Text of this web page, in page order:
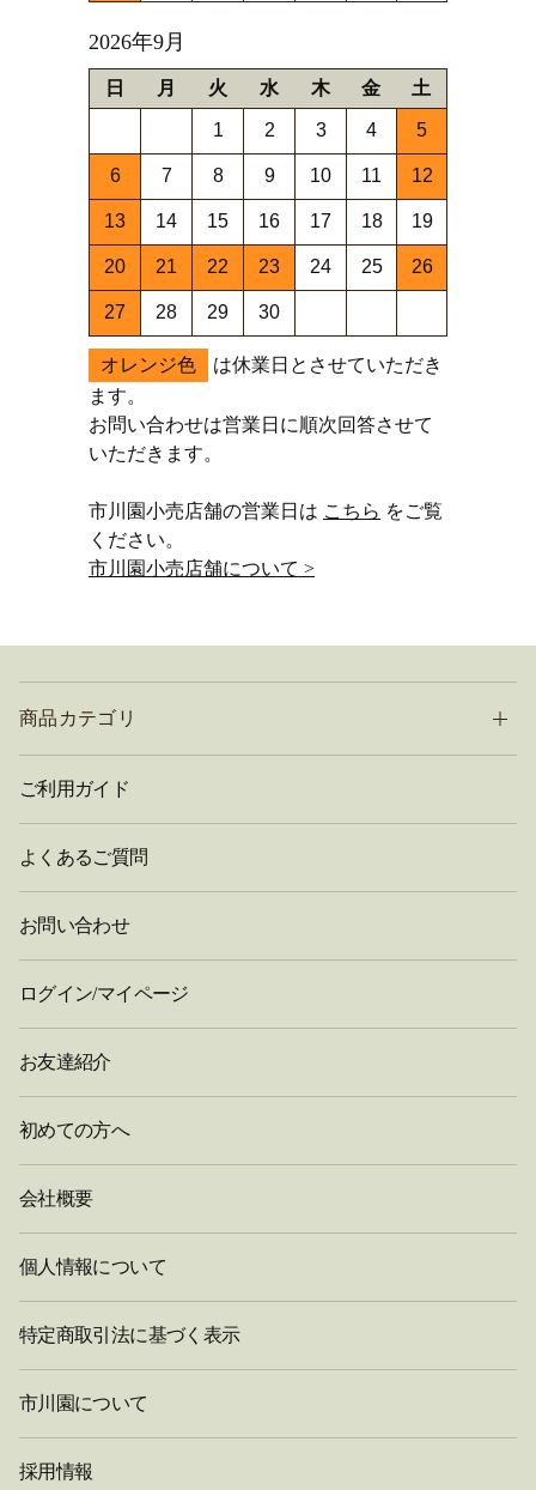
2026年9月
日 月 火 水 木 金 土
1 2 3 4 5
6 7 8 9 10 11 12
13 14 15 16 17 18 19
20 21 22 23 24 25 26
27 28 29 30
オレンジ色
は休業日とさせていただき
ます。
お問い合わせは営業日に順次回答させて
いただきます。
市川園小売店舗の営業日は こちら をご覧
ください。
市川園小売店舗について >
商品カテゴリ
ご利用ガイド
よくあるご質問
お問い合わせ
ログイン/マイページ
お友達紹介
初めての方へ
会社概要
個人情報について
特定商取引法に基づく表示
市川園について
採用情報